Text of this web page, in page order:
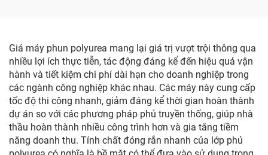
Giá máy phun polyurea mang lại giá trị vượt trội thông qua
nhiều lợi ích thực tiễn, tác động đáng kể đến hiệu quả vận
hành và tiết kiệm chi phí dài hạn cho doanh nghiệp trong
các ngành công nghiệp khác nhau. Các máy này cung cấp
tốc độ thi công nhanh, giảm đáng kể thời gian hoàn thành
dự án so với các phương pháp phủ truyền thống, giúp nhà
thầu hoàn thành nhiều công trình hơn và gia tăng tiềm
năng doanh thu. Tính chất đóng rắn nhanh của lớp phủ